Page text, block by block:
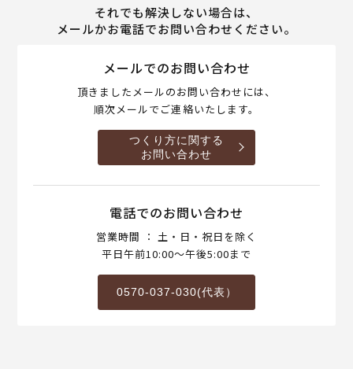
それでも解決しない場合は、
メールかお電話でお問い合わせください。
メールでのお問い合わせ
頂きましたメールのお問い合わせには、
順次メールでご連絡いたします。
つくり方に関する
お問い合わせ
電話でのお問い合わせ
営業時間 ： 土・日・祝日を除く
平日午前10:00～午後5:00まで
0570-037-030(代表）